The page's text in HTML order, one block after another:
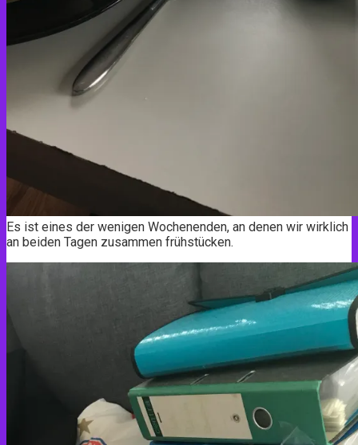
Es ist eines der wenigen Wochenenden, an denen wir wirklich
an beiden Tagen zusammen frühstücken.